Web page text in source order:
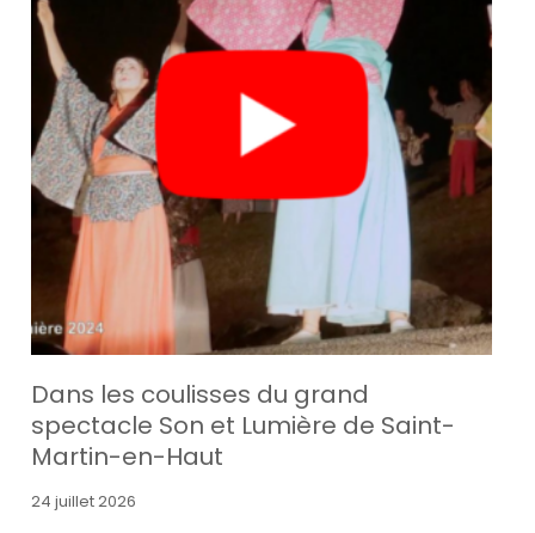
Dans les coulisses du grand
spectacle Son et Lumière de Saint-
Martin-en-Haut
24 juillet 2026